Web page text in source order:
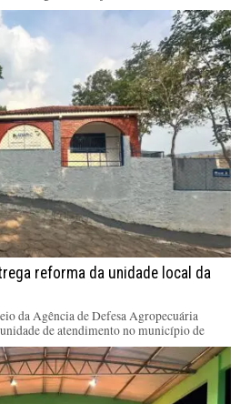
reforma da unidade local da
da Agência de Defesa Agropecuária
de atendimento no município de